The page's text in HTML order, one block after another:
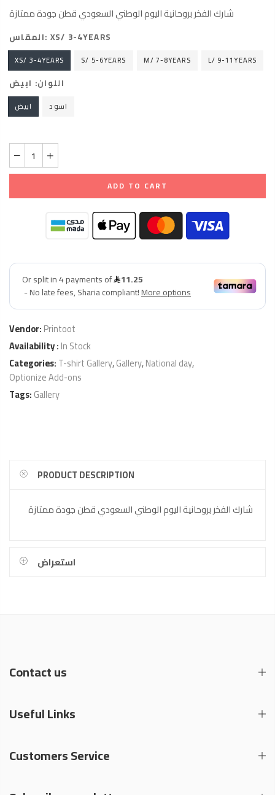
شارك الفخر بروحانية اليوم الوطني السعودي قطن جودة ممتازة
المقاس: XS/ 3-4YEARS
XS/ 3-4YEARS S/ 5-6YEARS M/ 7-8YEARS L/ 9-11YEARS
اللوان: ابيض
ابيض اسود
ADD TO CART
Vendor:Printoot
Availability :In Stock
Categories:T-shirt Gallery,Gallery,National day,
Optionize Add-ons
Tags:Gallery
PRODUCT DESCRIPTION
شارك الفخر بروحانية اليوم الوطني السعودي قطن جودة ممتازة
استعراض
Contact us
Useful Links
Customers Service